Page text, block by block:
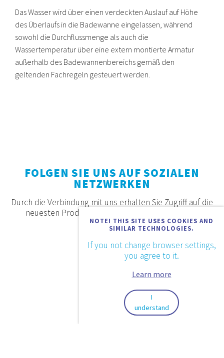
Das Wasser wird über einen verdeckten Auslauf auf Höhe
des Überlaufs in die Badewanne eingelassen, während
sowohl die Durchflussmenge als auch die
Wassertemperatur über eine extern montierte Armatur
außerhalb des Badewannenbereichs gemäß den
geltenden Fachregeln gesteuert werden.
NOTE! THIS SITE USES COOKIES AND
SIMILAR TECHNOLOGIES.
If you not change browser settings,
you agree to it.
Learn more
I
understand
FOLGEN SIE UNS AUF SOZIALEN
NETZWERKEN
Durch die Verbindung mit uns erhalten Sie Zugriff auf die
neuesten Produkte, Angebote und Neuigkeiten.